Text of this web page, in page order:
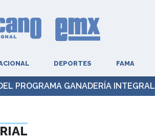
DEPORTES FAMA
PROGRAMA GANADERÍA INTEGRAL